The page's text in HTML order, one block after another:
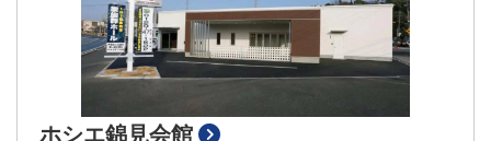
ホシエ錦見会館